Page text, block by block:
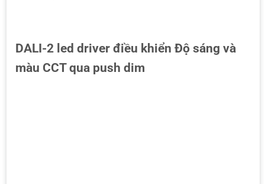
DALI-2 led driver điều khiển Độ sáng và
màu CCT qua push dim